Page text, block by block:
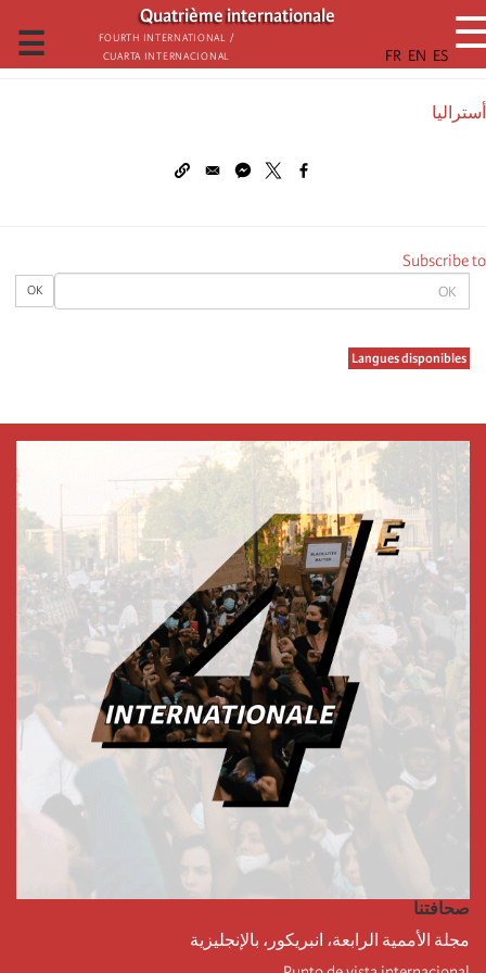
تجاوز
إلى
المحتوى
Quatrième internationale
Fourth International /
Cuarta Internacional
☰
OK
OK
Langues disponibles
أسترالیا
Subscribe to
صحافتنا
مجلة الأممية الرابعة، انبريكور، بالإنجليزية